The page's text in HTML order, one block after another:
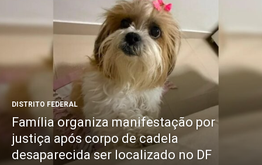
DISTRITO FEDERAL
Família organiza manifestação por
justiça após corpo de cadela
desaparecida ser localizado no DF